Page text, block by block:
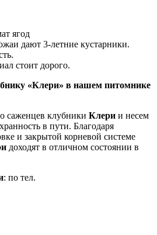
ягод
дают 3-летние кустарники.
стоит дорого.
«Клери» в нашем питомнике
саженцев клубники Клери и несем
в пути. Благодаря
и закрытой корневой системе
доходят в отличном состоянии в
: по тел.